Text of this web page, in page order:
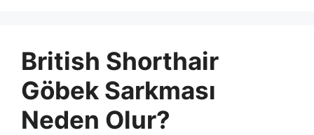
British Shorthair
Göbek Sarkması
Neden Olur?